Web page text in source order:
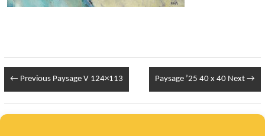
← PreviousPaysage V 124×113 Paysage ’25 40 x 40 Next →